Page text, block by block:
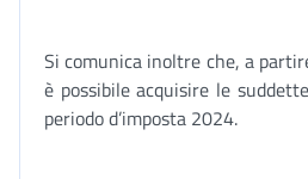
Si comunica inoltre che, a
è possibile acquisire le
periodo d’imposta 2024.